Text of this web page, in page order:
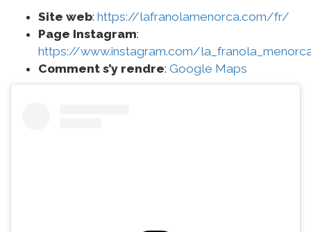
Site web: https://lafranolamenorca.com/fr/
Page Instagram:
https://www.instagram.com/
Comment s’y rendre: Google Maps